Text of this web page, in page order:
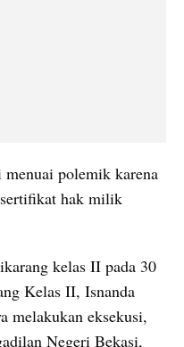
polemik karena
hak milik
kelas II pada 30
Kelas II, Isnanda
melakukan eksekusi,
Negeri Bekasi,